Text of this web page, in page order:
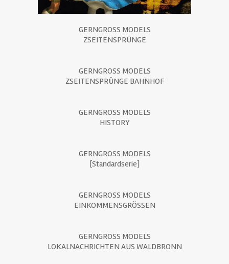
GERNGROSS MODELS
ZSEITENSPRÜNGE
GERNGROSS MODELS
ZSEITENSPRÜNGE BAHNHOF
GERNGROSS MODELS
HISTORY
GERNGROSS MODELS
[Standardserie]
GERNGROSS MODELS
EINKOMMENSGRÖSSEN
GERNGROSS MODELS
LOKALNACHRICHTEN AUS WALDBRONN